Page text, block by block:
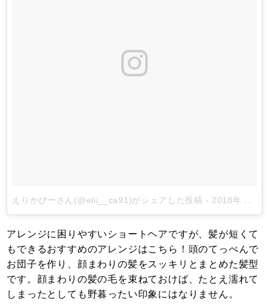
えりかぴーさん(@elii__ca91)がシェアした投稿 - 2018年 6月月28日午前3時55分PDT
アレンジに困りやすいショートヘアですが、髪が短くて
もできるおすすめのアレンジはこちら！頭のてっぺんで
お団子を作り、顔まわりの髪をスッキリとまとめた髪型
です。顔まわりの髪の毛を束ねておけば、たとえ濡れて
しまったとしても野暮ったい印象にはなりません。